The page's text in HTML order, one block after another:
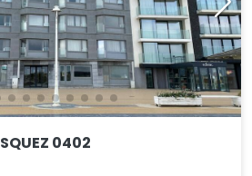
0402